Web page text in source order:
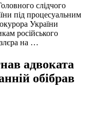
слідчого
під процесуальним
України
російського
на …
адвоката
обібрав